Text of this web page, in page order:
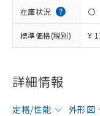
在庫状況 〇
標準価格(税別) ¥
詳細情報
定格/性能 外形図